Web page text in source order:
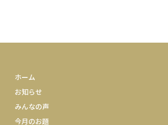
ホーム
お知らせ
みんなの声
今月のお題